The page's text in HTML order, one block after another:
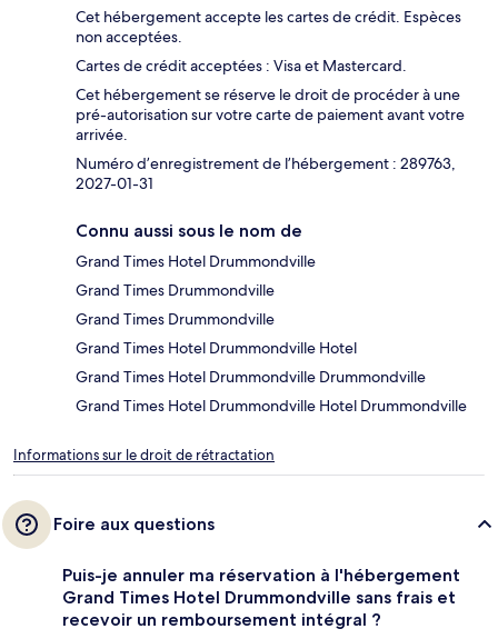
Cet hébergement accepte les cartes de crédit. Espèces
non acceptées.
Cartes de crédit acceptées : Visa et Mastercard.
Cet hébergement se réserve le droit de procéder à une
pré-autorisation sur votre carte de paiement avant votre
arrivée.
Numéro d’enregistrement de l’hébergement : 289763,
2027-01-31
Connu aussi sous le nom de
Grand Times Hotel Drummondville
Grand Times Drummondville
Grand Times Drummondville
Grand Times Hotel Drummondville Hotel
Grand Times Hotel Drummondville Drummondville
Grand Times Hotel Drummondville Hotel Drummondville
Informations sur le droit de rétractation
Foire aux questions
Puis-je annuler ma réservation à l'hébergement
Grand Times Hotel Drummondville sans frais et
recevoir un remboursement intégral ?